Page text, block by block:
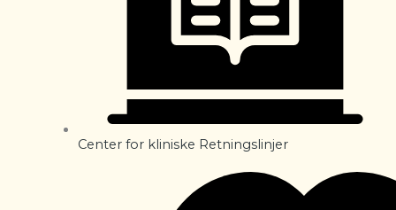
Center for kliniske Retningslinjer